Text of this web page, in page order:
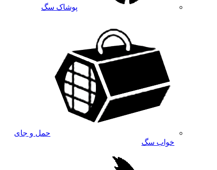
پوشاک سگ
حمل و جای
خواب سگ